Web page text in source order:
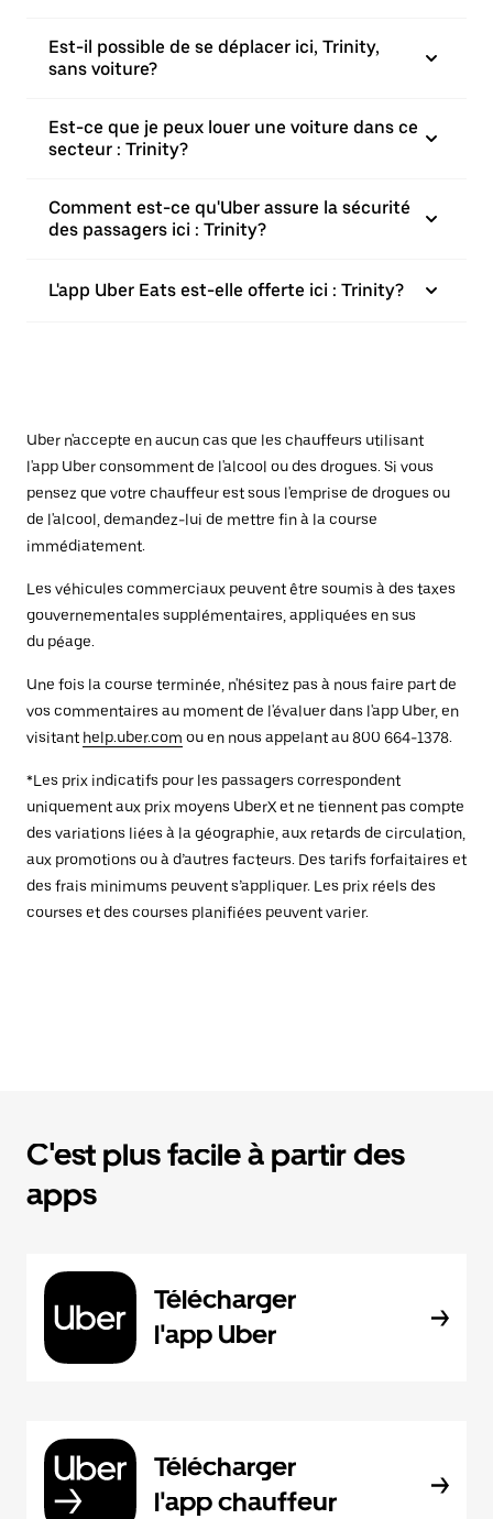
Est-il possible de se déplacer ici, Trinity,
sans voiture?
Est-ce que je peux louer une voiture dans ce
secteur : Trinity?
Comment est-ce qu'Uber assure la sécurité
des passagers ici : Trinity?
L'app Uber Eats est-elle offerte ici : Trinity?
Uber n'accepte en aucun cas que les chauffeurs utilisant
l'app Uber consomment de l'alcool ou des drogues. Si vous
pensez que votre chauffeur est sous l'emprise de drogues ou
de l'alcool, demandez-lui de mettre fin à la course
immédiatement.
Les véhicules commerciaux peuvent être soumis à des taxes
gouvernementales supplémentaires, appliquées en sus
du péage.
Une fois la course terminée, n'hésitez pas à nous faire part de
vos commentaires au moment de l'évaluer dans l'app Uber, en
visitant help.uber.com ou en nous appelant au 800 664-1378.
*Les prix indicatifs pour les passagers correspondent
uniquement aux prix moyens UberX et ne tiennent pas compte
des variations liées à la géographie, aux retards de circulation,
aux promotions ou à d’autres facteurs. Des tarifs forfaitaires et
des frais minimums peuvent s’appliquer. Les prix réels des
courses et des courses planifiées peuvent varier.
C'est plus facile à partir des
apps
Télécharger
l'app Uber
Télécharger
l'app chauffeur